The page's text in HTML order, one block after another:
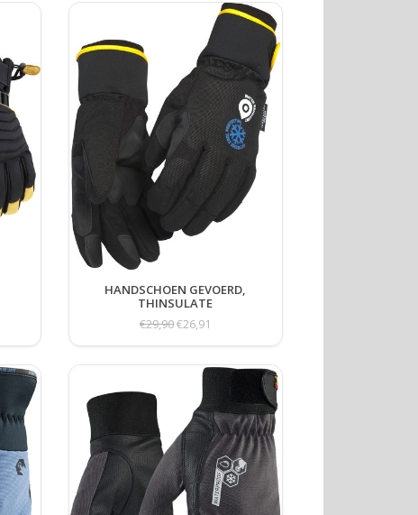
HANDSCHOEN GEVOERD,
THINSULATE
€29,90€26,91